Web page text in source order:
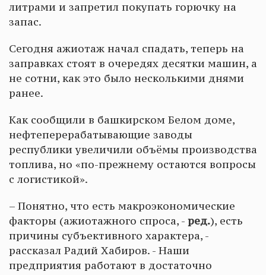
литрами и запретил покупать горючку на
запас.
Сегодня ажиотаж начал спадать, теперь на
заправках стоят в очередях десятки машин, а
не сотни, как это было несколькими днями
ранее.
Как сообщили в башкирском Белом доме,
нефтеперерабатывающие заводы
республики увеличили объёмы производства
топлива, но «по-прежнему остаются вопросы
с логистикой».
– Понятно, что есть макроэкономические
факторы (ажиотажного спроса, - ред.), есть
причины субъективного характера, -
рассказал Радий Хабиров. - Наши
предприятия работают в достаточно